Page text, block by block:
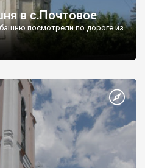
в с.Почтовое
посмотрели по дороге из